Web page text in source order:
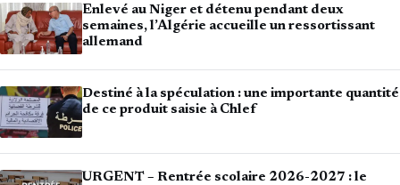
Enlevé au Niger et détenu pendant deux
semaines, l’Algérie accueille un ressortissant
allemand
Destiné à la spéculation : une importante quantité
de ce produit saisie à Chlef
URGENT – Rentrée scolaire 2026-2027 : le